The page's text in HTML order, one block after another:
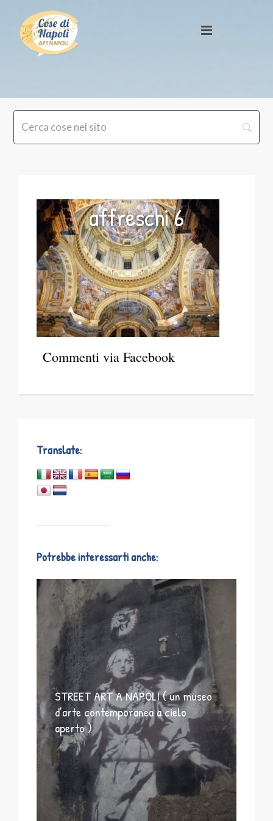
affreschi 6
Commenti via Facebook
Translate:
Potrebbe interessarti anche:
STREET ART A NAPOLI ( un museo
d’arte contemporanea a cielo
aperto )